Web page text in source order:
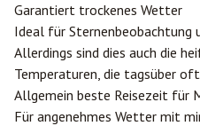
Garantiert trockenes Wetter
Ideal für Sternenbeobachtung
Allerdings sind dies auch die
Temperaturen, die tagsüber
Allgemein beste Reisezeit für
Für angenehmes Wetter mit